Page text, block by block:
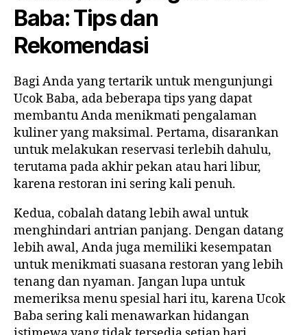
Baba: Tips dan
Rekomendasi
Bagi Anda yang tertarik untuk mengunjungi
Ucok Baba, ada beberapa tips yang dapat
membantu Anda menikmati pengalaman
kuliner yang maksimal. Pertama, disarankan
untuk melakukan reservasi terlebih dahulu,
terutama pada akhir pekan atau hari libur,
karena restoran ini sering kali penuh.
Kedua, cobalah datang lebih awal untuk
menghindari antrian panjang. Dengan datang
lebih awal, Anda juga memiliki kesempatan
untuk menikmati suasana restoran yang lebih
tenang dan nyaman. Jangan lupa untuk
memeriksa menu spesial hari itu, karena Ucok
Baba sering kali menawarkan hidangan